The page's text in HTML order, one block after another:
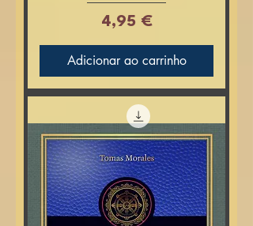
Preço
4,95 €
Adicionar ao carrinho